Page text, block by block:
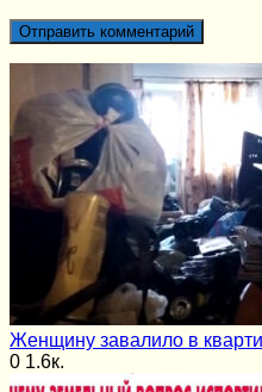
Женщину завалило в
0 1.6к.